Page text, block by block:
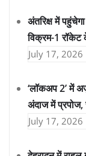
अंतरिक्ष में
विक्रम-1 रॉकेट
July 17, 2026
‘लॉकअप 2’ में
अंदाज में
July 17, 2026